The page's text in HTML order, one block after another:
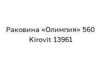
Раковина «Олимпия» 560
Kirovit 13961